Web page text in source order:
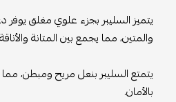
يتميز السليبر بجزء علوي مغلق يوفر
والمتين، مما يجمع بين المتانة
يتمتع السليبر بنعل مريح ومبطن،
بالأمان.